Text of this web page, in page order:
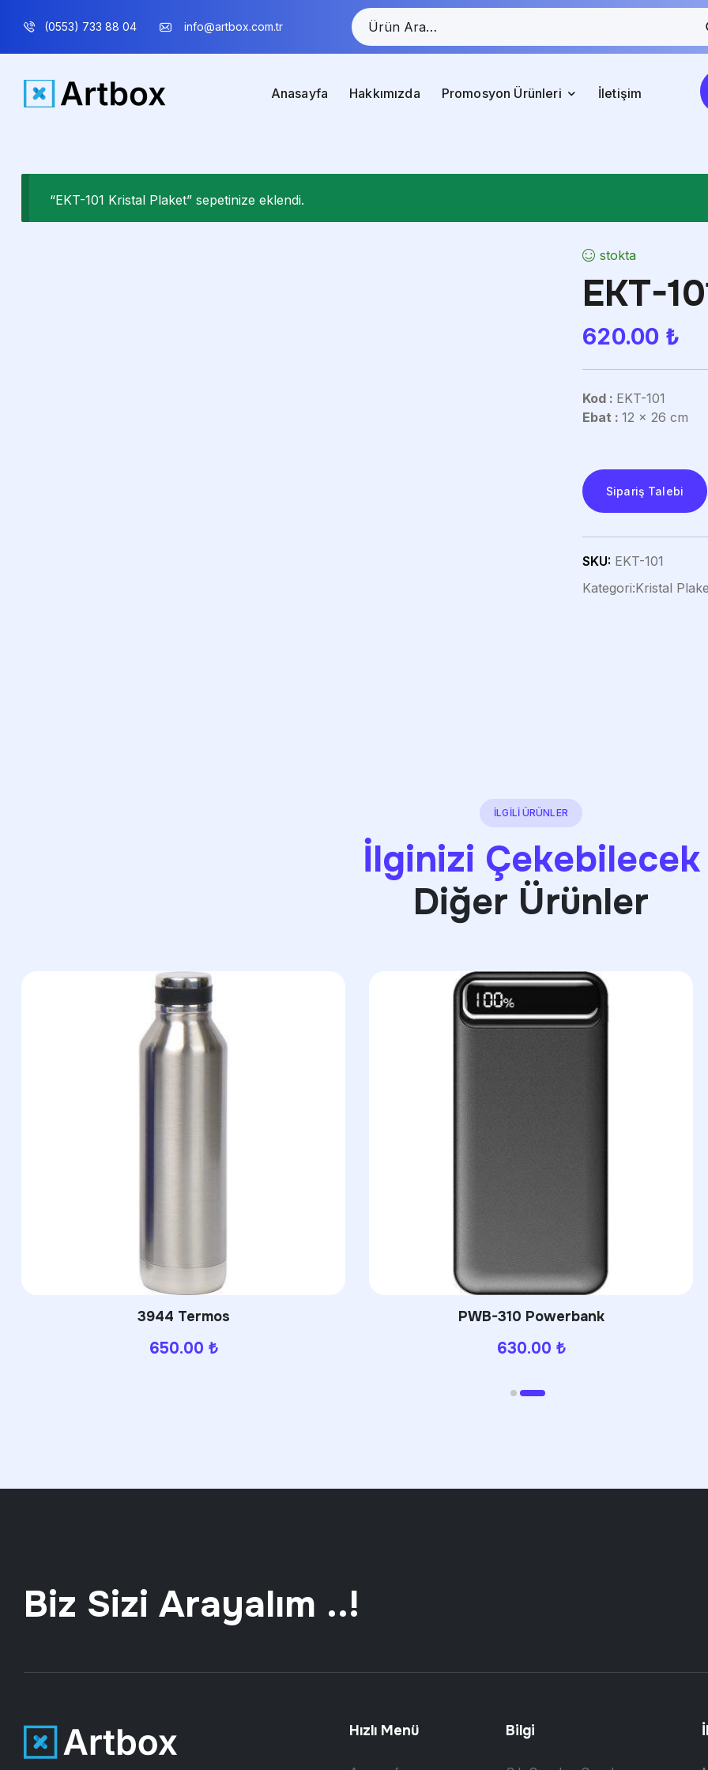
(0553) 733 88 04 info@artbox.com.tr
Anasayfa Hakkımızda Promosyon Ürünleri İletişim
“EKT-101 Kristal Plaket” sepetinize eklendi.
stokta
EKT-
620.00 ₺
Kod : EKT-101
Ebat : 12 x 26 cm
Sipariş Talebi
SKU: EKT-101
Kategori:Kristal
İLGİLİ ÜRÜNLER
İlginizi Çekebilecek
Diğer Ürünler
3944 Termos
650.00 ₺
PWB-310 Powerbank
630.00 ₺
Biz Sizi Arayalım ..!
Hızlı Menü Bilgi